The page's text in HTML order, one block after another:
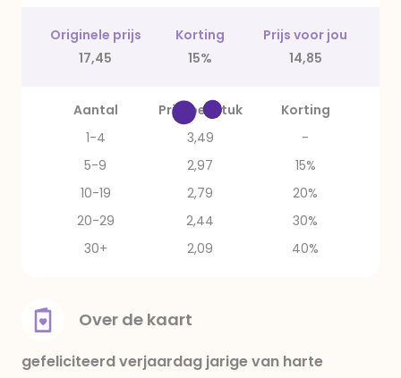
Originele prijs Korting
Prijs voor jou
17,45
15% 14,85
Aantal Prijs per stuk
Korting
1-4
3,49
-
5-9
2,97
15%
10-19
2,79
20%
20-29
2,44
30%
30+
2,09 40%
Over de kaart
gefeliciteerd verjaardag jarige van harte